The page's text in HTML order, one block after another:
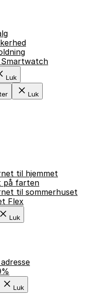
Luk
Luk
til hjemmet
på farten
til sommerhuset
Flex
Luk
Luk